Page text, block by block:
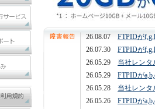
26.08.07
FTPIDが
26.07.30
FTPIDが
26.05.29
当社レンタ
26.05.29
FTPIDが
26.05.28
当社レンタ
26.05.26
FTPIDが